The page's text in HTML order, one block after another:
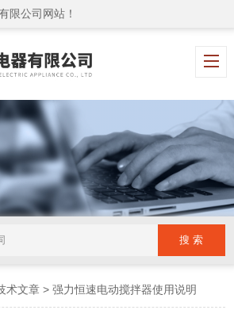
限公司网站！
术文章 >强力恒速电动搅拌器使用说明